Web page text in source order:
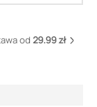
od 29.99 zł